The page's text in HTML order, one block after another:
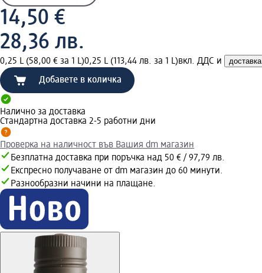
14,50 €
28,36 лв.
0,25 L (58,00 € за 1 L)0,25 L (113,44 лв. за 1 L)вкл. ДДС и доставка
Добавете в количка
Налично за доставка
Стандартна доставка 2-5 работни дни
Проверка на наличност във Вашия dm магазин
Безплатна доставка при поръчка над 50 € / 97,79 лв.
Експресно получаване от dm магазин до 60 минути.
Разнообразни начини на плащане.